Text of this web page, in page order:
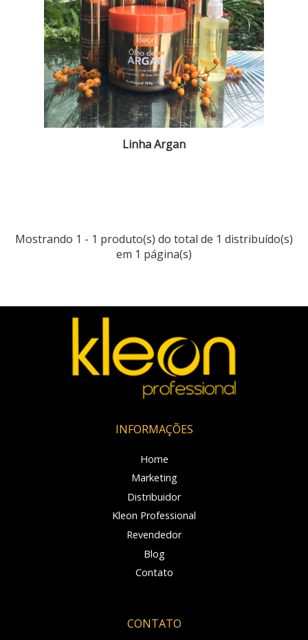
Linha Argan
Mostrando 1 - 1 produto(s) do total de 1 distribuído(s)
em 1 página(s)
INFORMAÇÕES
Home
Marketing
Distribuidor
Kleon Professional
Revendedor
Blog
Contato
CONTATO